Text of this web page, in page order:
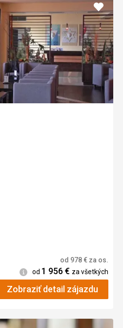
Pridať
do
od 978€ za os.
Informácie
od 1 956€ za všetkých
Zobraziť detail zájazdu